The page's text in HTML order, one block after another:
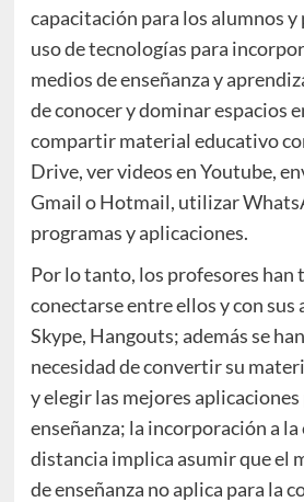
capacitación para los alumnos y
uso de tecnologías para
medios de enseñanza y
de conocer y dominar espacios
compartir material educativo
Drive, ver videos en Youtube,
Gmail o Hotmail, utilizar
programas y aplicaciones.
Por lo tanto, los profesores han
conectarse entre ellos y con sus
Skype, Hangouts; además se
necesidad de convertir su
y elegir las mejores
enseñanza; la incorporación a la
distancia implica asumir que el
de enseñanza no aplica para la